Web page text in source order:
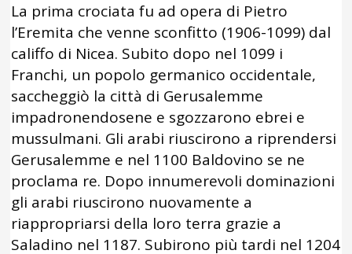
La prima crociata fu ad opera di Pietro
l’Eremita che venne sconfitto (1906-1099) dal
califfo di Nicea. Subito dopo nel 1099 i
Franchi, un popolo germanico occidentale,
saccheggiò la città di Gerusalemme
impadronendosene e sgozzarono ebrei e
mussulmani. Gli arabi riuscirono a riprendersi
Gerusalemme e nel 1100 Baldovino se ne
proclama re. Dopo innumerevoli dominazioni
gli arabi riuscirono nuovamente a
riappropriarsi della loro terra grazie a
Saladino nel 1187. Subirono più tardi nel 1204